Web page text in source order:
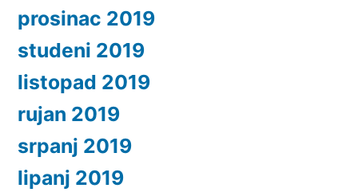
prosinac 2019
studeni 2019
listopad 2019
rujan 2019
srpanj 2019
lipanj 2019